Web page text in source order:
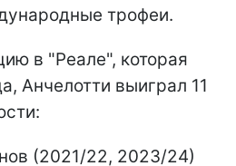
трофеи.
в "Реале", которая
Анчелотти выиграл 11
(2021/22, 2023/24)